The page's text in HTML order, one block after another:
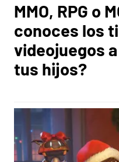
MMO, RPG o
conoces los
videojuegos
tus hijos?